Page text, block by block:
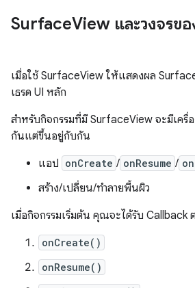
SurfaceView และวงจรข
เมื่อใช้ SurfaceView ให้แสดงผล
เธรด UI หลัก
สำหรับกิจกรรมที่มี SurfaceView จะมีเครื่
กันแต่ขึ้นอยู่กับกัน
แอป onCreate / onResume /
สร้าง/เปลี่ยน/ทำลายพื้นผิว
เมื่อกิจกรรมเริ่มต้น คุณจะได้รับ Callback
onCreate()
onResume()